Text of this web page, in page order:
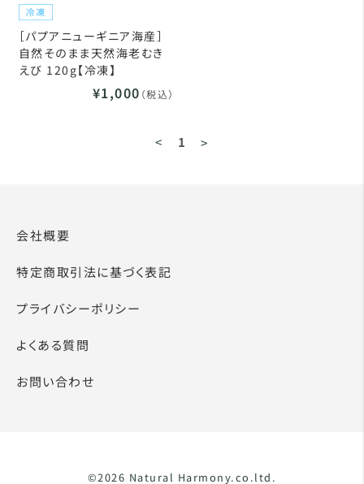
［パプアニューギニア海産］
自然そのまま天然海老むき
えび 120g【冷凍】
¥1,000 （税込）
< 1 >
会社概要
特定商取引法に基づく表記
プライバシーポリシー
よくある質問
お問い合わせ
©2026 Natural Harmony.co.ltd.